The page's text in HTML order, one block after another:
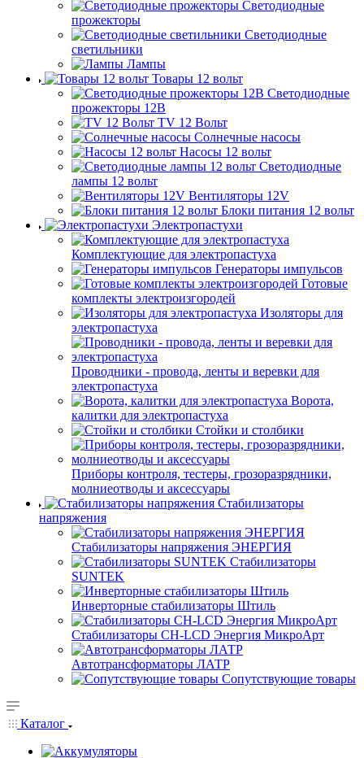
Светодиодные
прожекторы
Светодиодные
светильники
Лампы
Товары 12 вольт
Светодиодные
прожекторы 12В
TV 12 Вольт
Солнечные насосы
Насосы 12 вольт
Светодиодные
лампы 12 вольт
Вентиляторы 12V
Блоки питания 12 вольт
Электропастухи
Комплектующие для электропастуха
Генераторы импульсов
Готовые
комплекты электроизгородей
Изоляторы для
электропастуха
Проводники - провода, ленты и веревки для
электропастуха
Ворота,
калитки для электропастуха
Стойки и столбики
Приборы контроля, тестеры, грозоразрядники,
молниеотводы и аксессуары
Стабилизаторы
напряжения
Стабилизаторы напряжения ЭНЕРГИЯ
Стабилизаторы
SUNTEK
Инверторные стабилизаторы Штиль
Стабилизаторы СН-LCD Энepгия МикроАрт
Автотрансформаторы ЛАТР
Сопутствующие товары
Каталог